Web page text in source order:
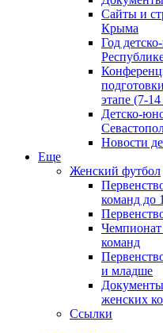
Сайты и
Крыма
Год
этапе (7-
Детско-
Новости
Еще
Женский футбол
команд до
команд
и младше
женских
Ссылки